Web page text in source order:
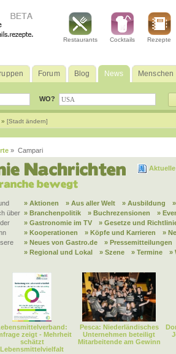
Restaurants Cocktails Rezepte
Forum Blog News Menschen
WO?
[Stadt ändern]
» Campari
über
» Aktionen » Aus aller Welt » Ausbildung
» Branchenpolitik
» Buchrezensionen
»
» Gastronomie im TV
» Gesetze und
» Kooperationen
» Köpfe und Karrieren
»
» Neues von Gastro.de
» Pressemitteilungen
» Regional und Lokal
» Szene » Termine »
zeigt - Mehrheit
schätzt
Lebensmittelvielfalt
Pesca: Niederländisches
Unternehmen beteiligt
Mitarbeitende am Gewinn